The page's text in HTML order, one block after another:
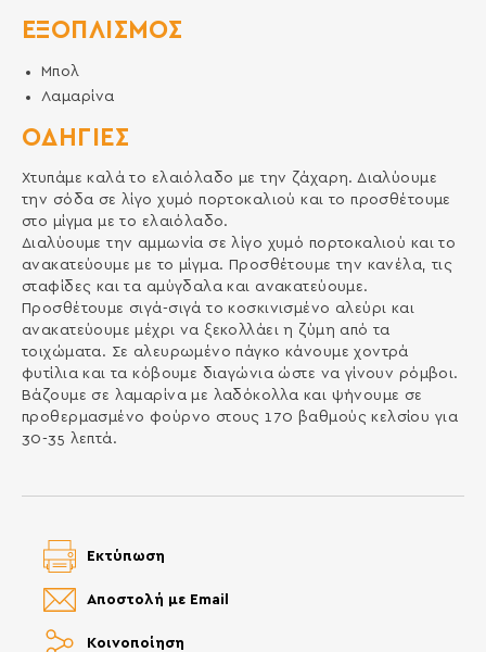
ΟΔΗΓΙΕΣ
Χτυπάμε καλά το ελαιόλαδο με την ζάχαρη. Διαλύουμε
την σόδα σε λίγο χυμό πορτοκαλιού και το προσθέτουμε
στο μίγμα με το ελαιόλαδο.
Διαλύουμε την αμμωνία σε λίγο χυμό πορτοκαλιού και το
ανακατεύουμε με το μίγμα. Προσθέτουμε την κανέλα, τις
σταφίδες και τα αμύγδαλα και ανακατεύουμε.
Προσθέτουμε σιγά-σιγά το κοσκινισμένο αλεύρι και
ανακατεύουμε μέχρι να ξεκολλάει η ζύμη από τα
τοιχώματα. Σε αλευρωμένο πάγκο κάνουμε χοντρά
φυτίλια και τα κόβουμε διαγώνια ώστε να γίνουν ρόμβοι.
Βάζουμε σε λαμαρίνα με λαδόκολλα και ψήνουμε σε
προθερμασμένο φούρνο στους 170 βαθμούς κελσίου για
30-35 λεπτά.
ΕΞΟΠΛΙΣΜΌΣ
Μπολ
Λαμαρίνα
Κοινοποίηση
Αποστολή με Email
Εκτύπωση